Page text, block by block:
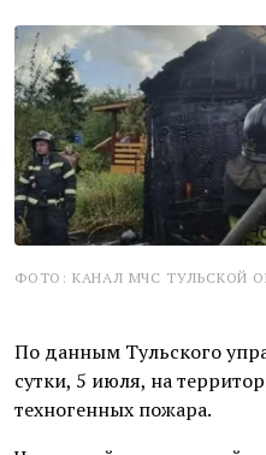
ФОТО: КАНАЛ МЧС ТУЛЬСКОЙ
По данным Тульского
сутки, 5 июля, на
техногенных пожара.